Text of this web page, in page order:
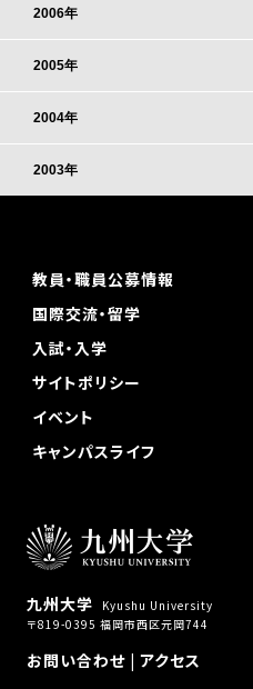
2006年
2005年
2004年
2003年
九州大学
Kyushu University
〒819-0395 福岡市西区元岡744
お問い合わせ| アクセス
教員・職員公募情報
国際交流・留学
入試・入学
サイトポリシー
イベント
キャンパスライフ